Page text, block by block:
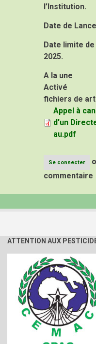
l’Institution.
Date de
Date limite
2025.
A la une
Activé
fichiers de
Appel à
d'un
au.pdf
Se connecter
commentaire
ATTENTION AUX